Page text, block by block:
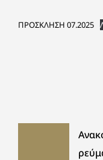
ΠΡΟΣΚΛΗΣΗ 07.2025